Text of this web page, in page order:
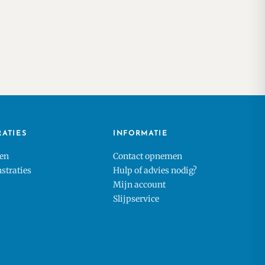
INFORMATIE
Contact opnemen
Hulp of advies nodig?
Mijn account
Slijpservice